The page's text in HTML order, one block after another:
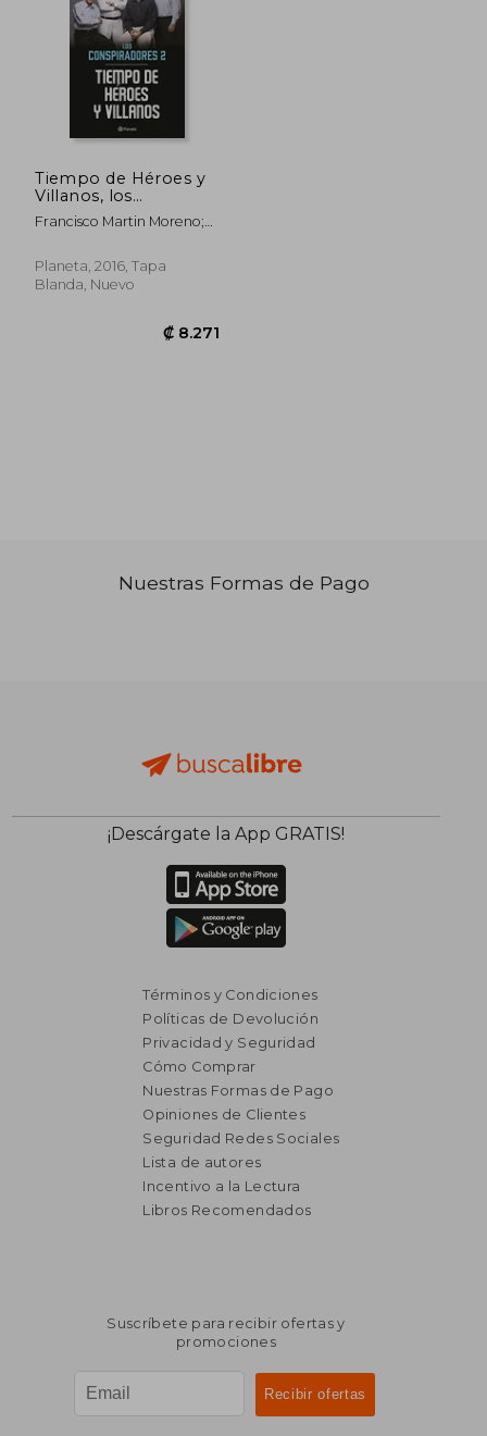
₡ 16.135
Tiempo de Héroes y
Villanos, los
Conspiradores 2 (Los
Conspiradores
Francisco Martin Moreno;
Rosas; Eugenio Aguirre
Planeta, 2016, Tapa
Blanda, Nuevo
Nuestras Formas de Pago
¡Descárgate la App GRATIS!
Términos y Condiciones
Políticas de Devolución
Privacidad y Seguridad
Cómo Comprar
Nuestras Formas de Pago
Opiniones de Clientes
Seguridad Redes Sociales
Lista de autores
Incentivo a la Lectura
Libros Recomendados
Suscríbete para recibir ofertas y
promociones